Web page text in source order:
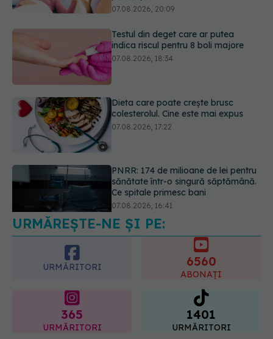
Dieta care poate crește brusc
colesterolul. Cine este mai expus
07.08.2026, 17:22
PNRR: 174 de milioane de lei pentru
sănătate într-o singură săptămână.
Ce spitale primesc bani
Ce spune culoarea ta preferată
despre vârsta pe care o ai. Care
este "codul cromatic" al generațiilor
07.08.2026, 21:29
URMĂREȘTE-NE ȘI PE:
URMĂRITORI
365
URMĂRITORI
1401
URMĂRITORI
ARTICOLE SIMILARE